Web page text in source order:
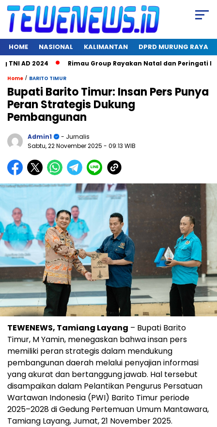
HOME NASIONAL KALIMANTAN DPRD MURUNG RAYA
AD 2024 Rimau Group Rayakan Natal dan Peringati Hari
Home / BARITO TIMUR
Bupati Barito Timur: Insan Pers Punya
Peran Strategis Dukung
Pembangunan
Admin1
- Jurnalis
Sabtu, 22 November 2025 - 09:13 WIB
TEWENEWS, Tamiang Layang – Bupati Barito
Timur, M Yamin, menegaskan bahwa insan pers
memiliki peran strategis dalam mendukung
pembangunan daerah melalui penyajian informasi
yang akurat dan bertanggung jawab. Hal tersebut
disampaikan dalam Pelantikan Pengurus Persatuan
Wartawan Indonesia (PWI) Barito Timur periode
2025–2028 di Gedung Pertemuan Umum Mantawara,
Tamiang Layang, Jumat, 21 November 2025.